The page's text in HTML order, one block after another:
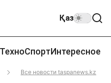
Қаз
ТехноСпортИнтересное
Все новости taspanews.kz